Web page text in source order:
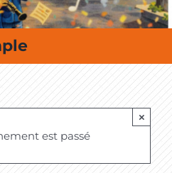
est passé
×